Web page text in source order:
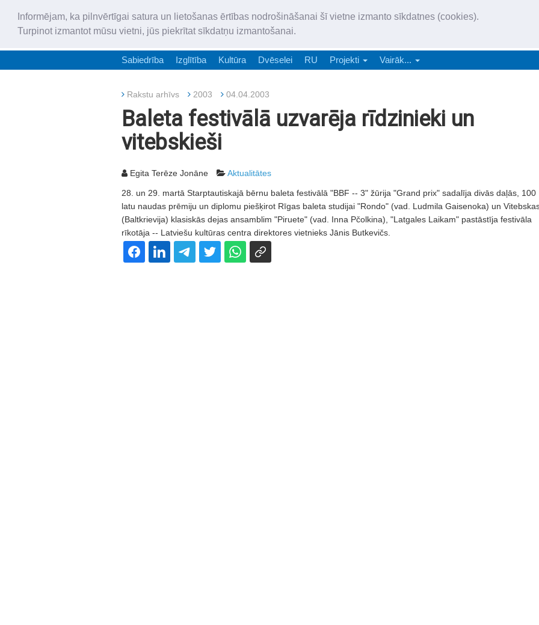
Informējam, ka pilnvērtīgai satura un lietošanas ērtības nodrošināšanai šī vietne izmanto sīkdatnes (cookies).
Turpinot izmantot mūsu vietni, jūs piekrītat sīkdatņu izmantošanai.
„Latgales Laiks” latviešu valodā aptver Daugavpils valstspilsētu,
Sabiedrība Izglītība Kultūra Dvēselei RU Projekti Vairāk...
Rakstu arhīvs 2003 04.04.2003
Baleta festivālā uzvarēja rīdzinieki un
vitebskieši
Egita Terēze Jonāne Aktualitātes
28. un 29. martā Starptautiskajā bērnu baleta festivālā "BBF -- 3" žūrija "Grand prix" sadalīja divās daļās, 100
latu naudas prēmiju un diplomu piešķirot Rīgas baleta studijai "Rondo" (vad. Ludmila Gaisenoka) un
(Baltkrievija) klasiskās dejas ansamblim "Piruete" (vad. Inna Pčolkina), "Latgales Laikam" pastāstīja festivāla
rīkotāja -- Latviešu kultūras centra direktores vietnieks Jānis Butkevičs.